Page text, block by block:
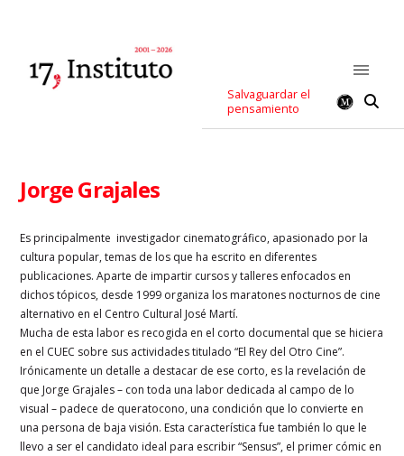
Salvaguardar el
pensamiento
Jorge Grajales
Es principalmente investigador cinematográfico, apasionado por la
cultura popular, temas de los que ha escrito en diferentes
publicaciones. Aparte de impartir cursos y talleres enfocados en
dichos tópicos, desde 1999 organiza los maratones nocturnos de cine
alternativo en el Centro Cultural José Martí.
Mucha de esta labor es recogida en el corto documental que se hiciera
en el CUEC sobre sus actividades titulado “El Rey del Otro Cine”.
Irónicamente un detalle a destacar de ese corto, es la revelación de
que Jorge Grajales – con toda una labor dedicada al campo de lo
visual – padece de queratocono, una condición que lo convierte en
una persona de baja visión. Esta característica fue también lo que le
llevo a ser el candidato ideal para escribir “Sensus”, el primer cómic en